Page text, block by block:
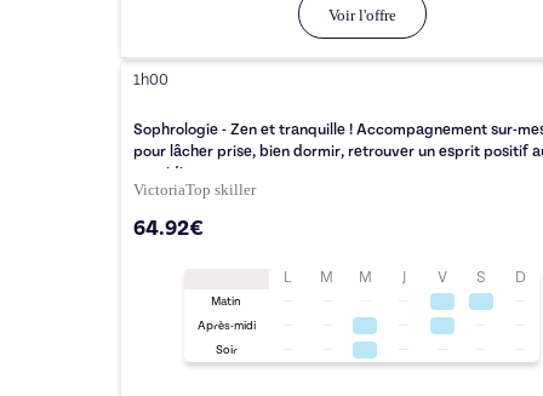
Voir l'offre
1h00
Sophrologie - Zen et tranquille ! Accompagnement sur-
pour lâcher prise, bien dormir, retrouver un esprit positif
quotidien
VictoriaTop skiller
64.92€
L M M J V S D
Matin
Après-midi
Soir